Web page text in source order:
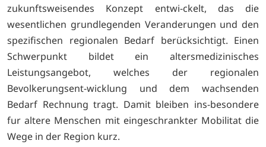
zukunftsweisendes Konzept entwi-ckelt, das die
wesentlichen grundlegenden Veranderungen und den
spezifischen regionalen Bedarf berücksichtigt. Einen
Schwerpunkt bildet ein altersmedizinisches
Leistungsangebot, welches der regionalen
Bevolkerungsent-wicklung und dem wachsenden
Bedarf Rechnung tragt. Damit bleiben ins-besondere
fur altere Menschen mit eingeschrankter Mobilitat die
Wege in der Region kurz.